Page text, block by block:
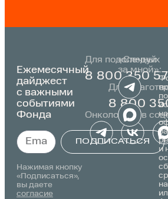
Для подопечных
8 800 350
Для
8 800
Онкологика в
Ежемесячный
дайджест
с важными
событиями
Фонда
ПОДПИСАТЬСЯ
Нажимая кнопку
«Подписаться»,
вы даете
согласие
«Следуй
за мной»:
и